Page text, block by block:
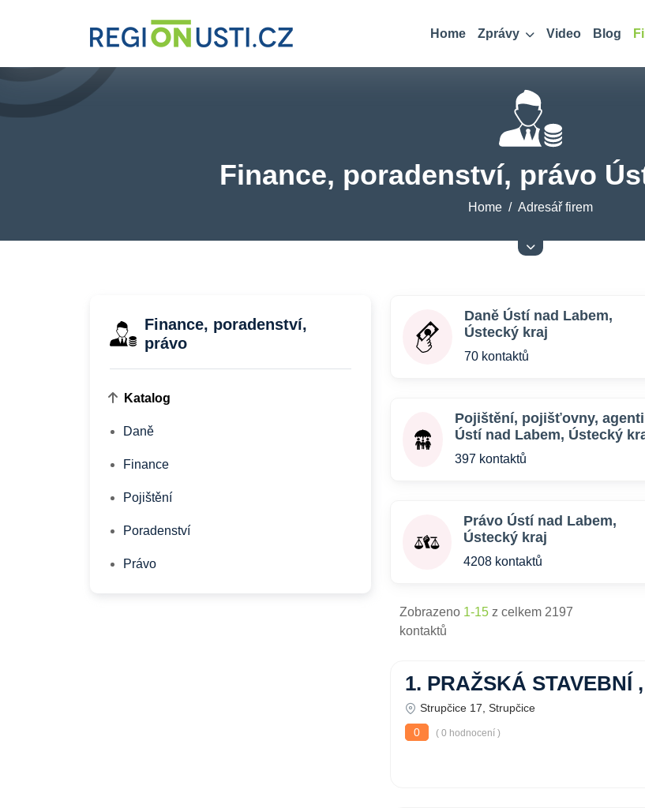
Home Zprávy Video Blog
Finance, poradenství, právo
Home Adresář firem
Finance, poradenství,
právo
Katalog
Daně
Finance
Pojištění
Poradenství
Právo
Daně Ústí nad Labem,
Ústecký kraj
70 kontaktů
Pojištění, pojišťovny, agenti
Ústí nad Labem, Ústecký
397 kontaktů
Právo Ústí nad Labem,
Ústecký kraj
4208 kontaktů
Zobrazeno 1-15 z celkem 2197
kontaktů
1. PRAŽSKÁ STAVEBNÍ
Strupčice 17, Strupčice
0
( 0 hodnocení )